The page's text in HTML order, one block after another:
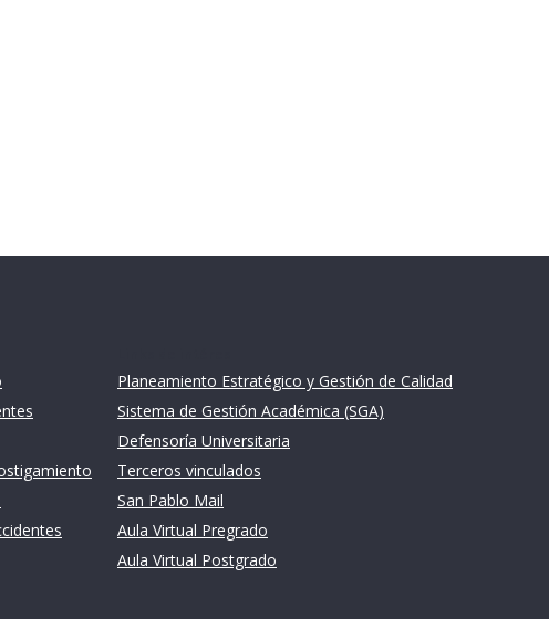
Planeamiento Estratégico y Gestión de Calidad
Sistema de Gestión Académica (SGA)
Defensoría Universitaria
Terceros vinculados
San Pablo Mail
Aula Virtual Pregrado
Aula Virtual Postgrado